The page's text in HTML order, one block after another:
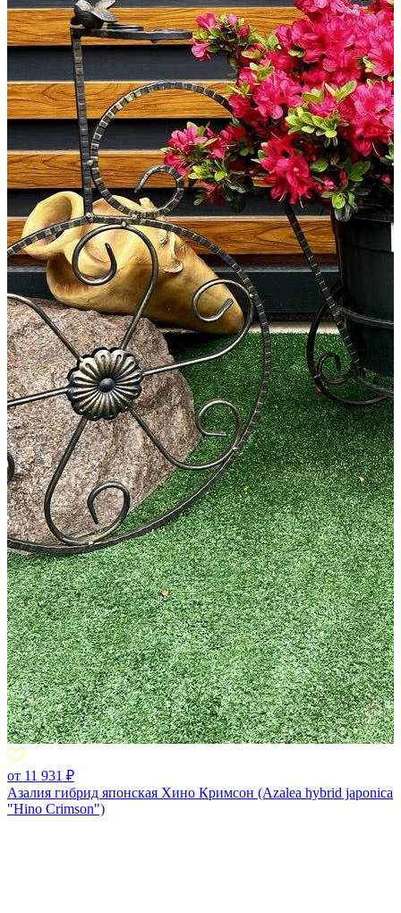
от 11 931 ₽
Азалия гибрид японская Хино Кримсон (Azalea hybrid japonica
"Hino Crimson")